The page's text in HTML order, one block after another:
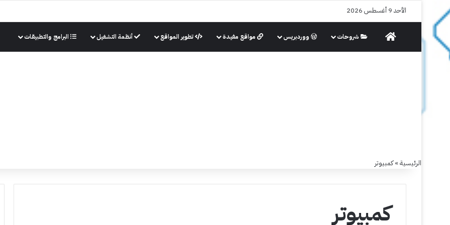
الأحد 9 أغسطس 2026
الرئيسية شروحات ووردبريس مواقع مفيدة تطوير المواقع أنظمة التشغيل البرامج والتطبيقات
الرئيسية»كمبيوتر
كمبيوتر